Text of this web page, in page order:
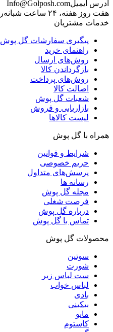
آدرس ایمیلInfo@Golposh.com
هفت روز هفته، ۲۴ ساعت شبانه‌روز پاسخگوی شما هستیم.
خدمات مشتریان
پیگیری سفارشات گل پوش
راهنمای خرید
روش‌های ارسال
بازگرداندن کالا
روش‌های پرداخت
اصالت کالا
شعبات گل پوش
بازاریابی و فروش
لیست کالاها
همراه با گل پوش
شرایط و قوانین
حریم خصوصی
پرسش‌های متداول
رسانه ها
مجله گل پوش
فرصت شغلی
درباره گل پوش
تماس با گل پوش
محصولات گل پوش
سوتین
شورت
ست لباس زیر
لباس خواب
بادی
بیکینی
مایو
کاستوم